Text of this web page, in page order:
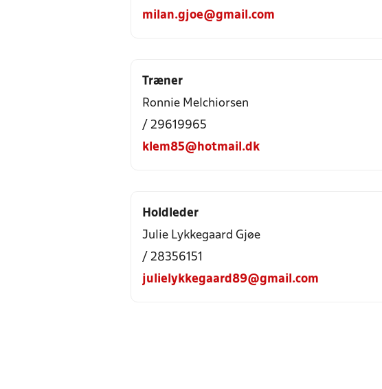
milan.gjoe@gmail.com
Træner
Ronnie Melchiorsen
/ 29619965
klem85@hotmail.dk
Holdleder
Julie Lykkegaard Gjøe
/ 28356151
julielykkegaard89@gmail.com